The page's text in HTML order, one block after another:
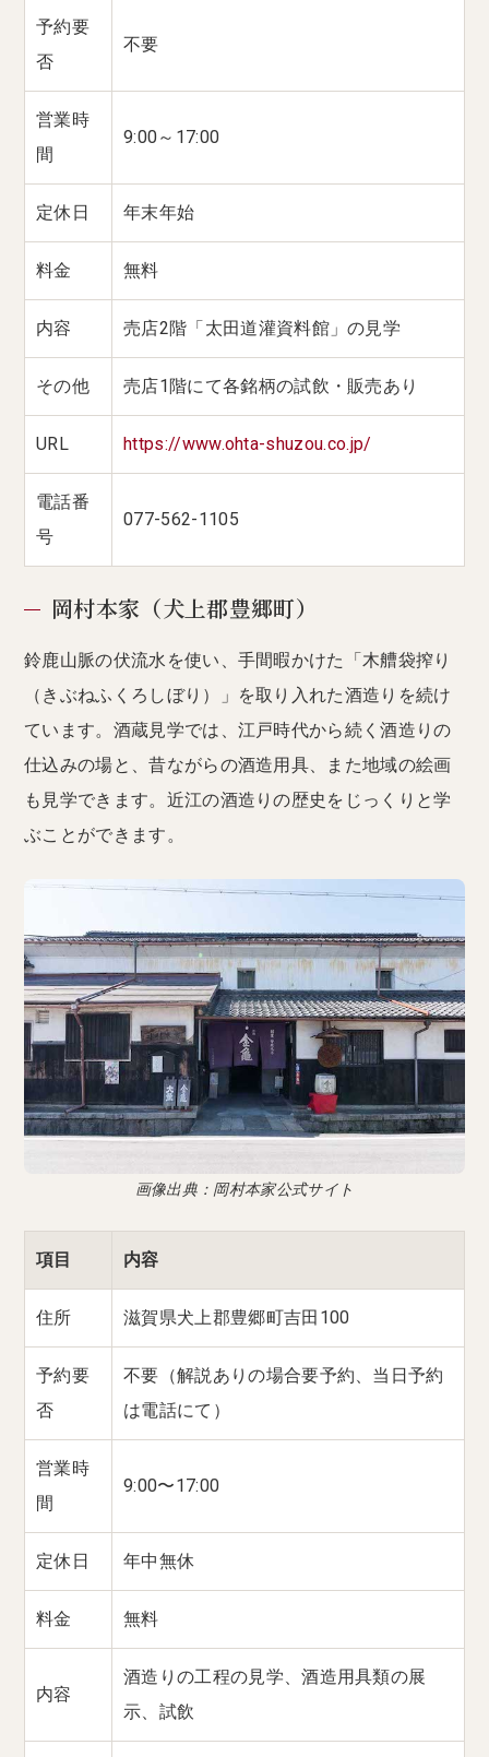
予約要
否
不要
営業時
間
9:00～17:00
定休日 年末年始
料金 無料
内容 売店2階「太田道灌資料館」の見学
その他 売店1階にて各銘柄の試飲・販売あり
URL https://www.ohta-shuzou.co.jp/
電話番
号
077-562-1105
岡村本家（犬上郡豊郷町）
鈴鹿山脈の伏流水を使い、手間暇かけた「木艚袋搾り
（きぶねふくろしぼり）」を取り入れた酒造りを続け
ています。酒蔵見学では、江戸時代から続く酒造りの
仕込みの場と、昔ながらの酒造用具、また地域の絵画
も見学できます。近江の酒造りの歴史をじっくりと学
ぶことができます。
画像出典：岡村本家公式サイト
項目 内容
住所 滋賀県犬上郡豊郷町吉田100
予約要
否
不要（解説ありの場合要予約、当日予約
は電話にて）
営業時
間
9:00〜17:00
定休日 年中無休
料金 無料
内容
酒造りの工程の見学、酒造用具類の展
示、試飲